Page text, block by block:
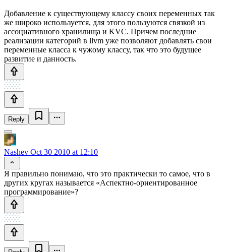
Добавление к существующему классу своих переменных так
же широко используется, для этого пользуются связкой из
ассоциативного хранилища и KVC. Причем последние
реализации категорий в llvm уже позволяют добавлять свои
переменные класса к чужому классу, так что это будущее
развитие и данность.
Reply
Nashev Oct 30 2010 at 12:10
Я правильно понимаю, что это практически то самое, что в
других кругах называется «Аспектно-ориентированное
программирование»?